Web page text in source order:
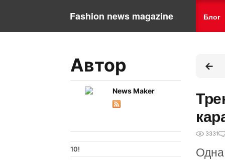
Fashion news magazine Блог
Автор
News Maker
10!
3331
Одна